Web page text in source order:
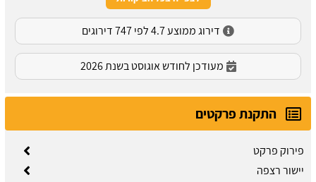
דירוג ממוצע 4.7 לפי 747 דירוגים
מעודכן לחודש אוגוסט בשנת 2026
התקנת פרקטים
פירוק פרקט
יישור רצפה